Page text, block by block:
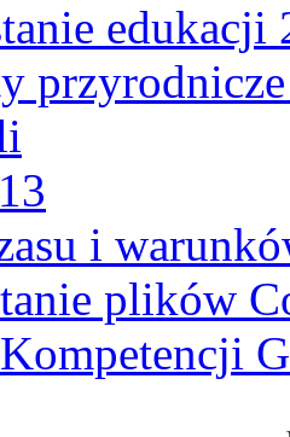
edukacji
i
plików